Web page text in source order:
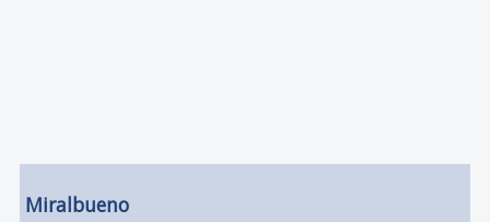
Miralbueno